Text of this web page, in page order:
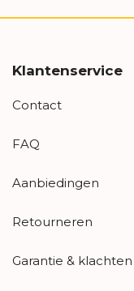
Klantenservice
Contact
FAQ
Aanbiedingen
Retourneren
Garantie & klachten